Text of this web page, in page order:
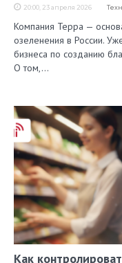
20:00, 23 апреля 2026
Компания Терра —
озеленения в России.
бизнеса по созданию
О том,…
Как